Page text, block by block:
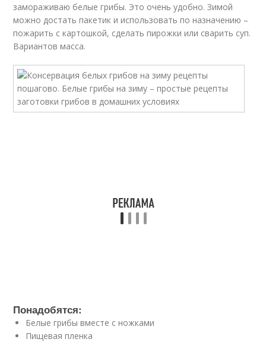
замораживаю белые грибы. Это очень удобно. Зимой
можно достать пакетик и использовать по назначению –
пожарить с картошкой, сделать пирожки или сварить суп.
Вариантов масса.
Понадобятся:
Белые грибы вместе с ножками
Пищевая пленка